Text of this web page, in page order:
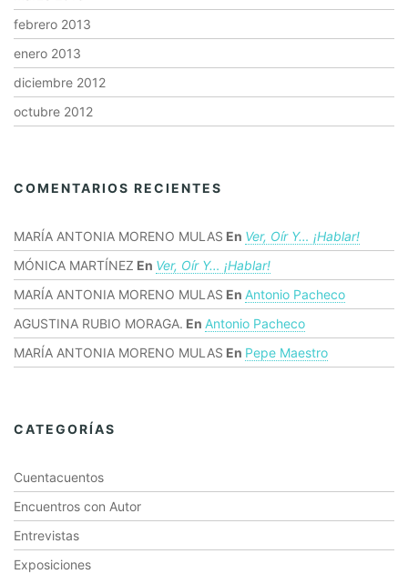
febrero 2013
enero 2013
diciembre 2012
octubre 2012
COMENTARIOS RECIENTES
MARÍA ANTONIA MORENO MULAS En Ver, Oír Y… ¡hablar!
MÓNICA MARTÍNEZ En Ver, Oír Y… ¡hablar!
MARÍA ANTONIA MORENO MULAS En Antonio Pacheco
AGUSTINA RUBIO MORAGA. En Antonio Pacheco
MARÍA ANTONIA MORENO MULAS En Pepe Maestro
CATEGORÍAS
Cuentacuentos
Encuentros con Autor
Entrevistas
Exposiciones